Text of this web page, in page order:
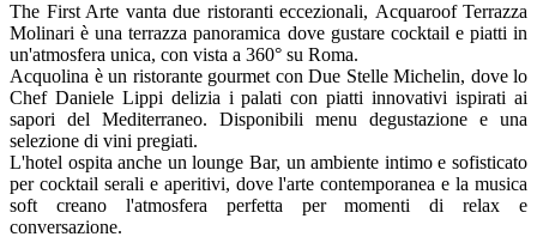
The First Arte vanta due ristoranti eccezionali, Acquaroof Terrazza
Molinari è una terrazza panoramica dove gustare cocktail e piatti in
un'atmosfera unica, con vista a 360° su Roma.
Acquolina è un ristorante gourmet con Due Stelle Michelin, dove lo
Chef Daniele Lippi delizia i palati con piatti innovativi ispirati ai
sapori del Mediterraneo. Disponibili menu degustazione e una
selezione di vini pregiati.
L'hotel ospita anche un lounge Bar, un ambiente intimo e sofisticato
per cocktail serali e aperitivi, dove l'arte contemporanea e la musica
soft creano l'atmosfera perfetta per momenti di relax e
conversazione.